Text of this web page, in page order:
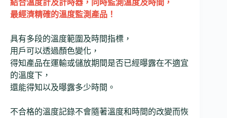
結合溫度計及計時器，同時監測溫度及時間，
最經濟精確的溫度監測產品！
具有多段的溫度範圍及時間指標，
用戶可以透過顏色變化，
得知產品在運輸或儲放期間是否已經曝露在不適宜
的溫度下，
還能得知以及曝露多少時間。
不合格的溫度記錄不會隨著溫度和時間的改變而恢